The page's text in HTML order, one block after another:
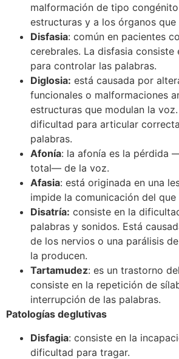
malformación de tipo
estructuras y a los órganos que
Disfasia: común en pacientes
cerebrales. La disfasia consiste
para controlar las palabras.
Diglosia: está causada por
funcionales o malformaciones
estructuras que modulan la
dificultad para articular
palabras.
Afonía: la afonía es la pérdida
total— de la voz.
Afasia: está originada en una
impide la comunicación del que
Disatría: consiste en la
palabras y sonidos. Está
de los nervios o una parálisis
la producen.
Tartamudez: es un trastorno
consiste en la repetición de
interrupción de las palabras.
Patologías deglutivas
Disfagia: consiste en la
dificultad para tragar.